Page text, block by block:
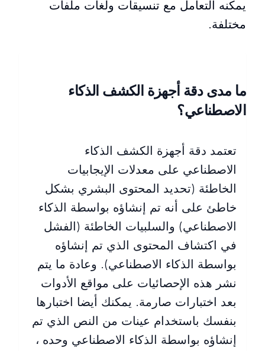
يمكنه التعامل مع تنسيقات ولغات ملفات
مختلفة.
ما مدى دقة أجهزة الكشف الذكاء
الاصطناعي؟
تعتمد دقة أجهزة الكشف الذكاء
الاصطناعي على معدلات الإيجابيات
الخاطئة (تحديد المحتوى البشري بشكل
خاطئ على أنه تم إنشاؤه بواسطة الذكاء
الاصطناعي) والسلبيات الخاطئة (الفشل
في اكتشاف المحتوى الذي تم إنشاؤه
بواسطة الذكاء الاصطناعي). وعادة ما يتم
نشر هذه الإحصائيات على مواقع الأدوات
بعد اختبارات صارمة. يمكنك أيضا اختبارها
بنفسك باستخدام عينات من النص الذي تم
إنشاؤه بواسطة الذكاء الاصطناعي وحده ،